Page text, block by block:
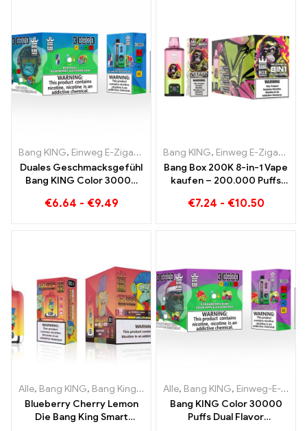
Bang KING, Einweg E-Zigaretten ,Einweg-E-Zigaretten Litauen
Duales Geschmacksgefühl
Bang KING Color 30000
Blueberry Watermelon
€6.64 - €9.49
Bang KING, Einweg E-Zigaretten
Bang Box 200K 8-in-1 Vape
kaufen – 200.000 Puffs
€7.24 - €10.50
Alle, Bang KING, Bang King Smart Screen 15000 Puff ,Einweg-E-
Blueberry Cherry Lemon
Die Bang King Smart
Alle, Bang KING, Einweg-E-Zigaretten Litauen
Bang KING Color 30000
Puffs Dual Flavor